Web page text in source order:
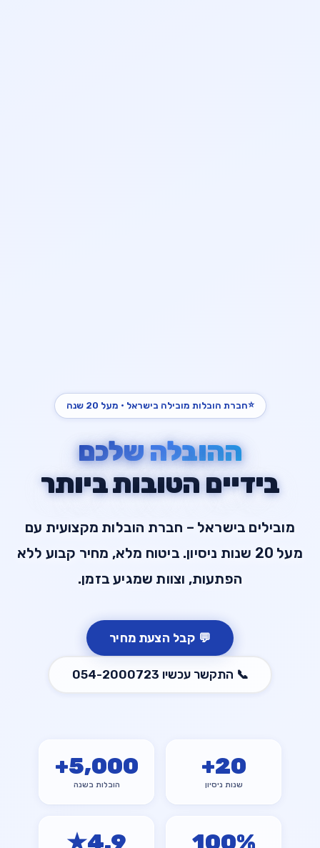
⭐חברת הובלות מובילה בישראל · מעל 20 שנה
ההובלה שלכם
בידיים הטובות ביותר
מובילים בישראל – חברת הובלות מקצועית עם
מעל 20 שנות ניסיון. ביטוח מלא, מחיר קבוע ללא
הפתעות, וצוות שמגיע בזמן.
💬 קבל הצעת מחיר
📞 התקשר עכשיו 054-2000723
20
+
שנות ניסיון
5,000
+
הובלות בשנה
100%
4.9
★